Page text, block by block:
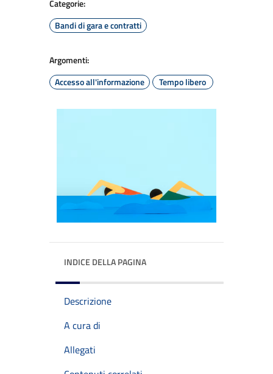
Categorie:
Bandi di gara e contratti
Argomenti:
Accesso all'informazione
Tempo libero
INDICE DELLA PAGINA
Descrizione
A cura di
Allegati